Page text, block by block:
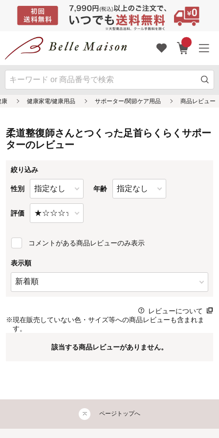
柔道整復師さんとつくった足首らくらくサポー
ターのレビュー
絞り込み
性別 年齢
評価
コメントがある商品レビューのみ表示
表示順
レビューについて
※現在販売していない色・サイズ等への商品レビューも含まれま
す。
該当する商品レビューがありません。
ページトップへ